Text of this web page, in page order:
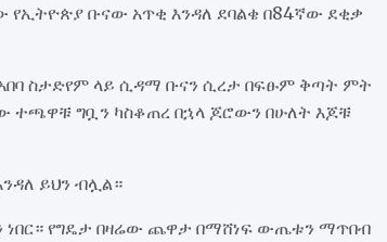
ቡናው አጥቂ እንዳለ ደባልቄ በ84ኛው ደቂቃ
ስታድየም ላይ ሲዳማ ቡናን ሲረታ በፍፁም ቅጣት ምት
ተጫዋቹ ግቧን ካስቆጠረ በኋላ ጆሮውን በሁለት እጆቹ
ይህን ብሏል።
ነበር። የግዴታ በዛሬው ጨዋታ በማሸነፍ ውጤቱን ማጥበብ